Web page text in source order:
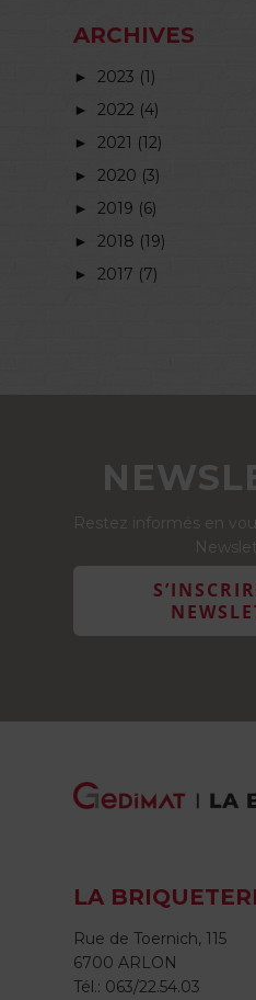
ARCHIVES
►
2023 (1)
►
2022 (4)
►
2021 (12)
►
2020 (3)
►
2019 (6)
►
2018 (19)
►
2017 (7)
Restez informés en
LA
Rue de Toernich, 115
6700 ARLON
Tél.: 063/22.54.03